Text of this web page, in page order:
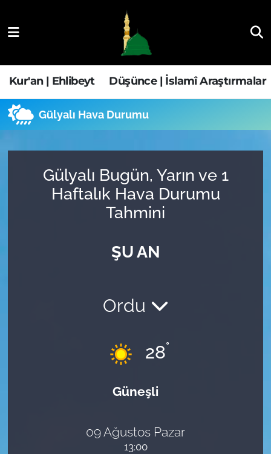
Kur'an | Ehlibeyt Düşünce | İslamî Araştırmalar
Gülyalı Hava Durumu
Gülyalı Bugün, Yarın ve 1
Haftalık Hava Durumu
Tahmini
ŞU AN
Ordu
28°
Güneşli
09 Ağustos Pazar
13:00
Düşünce | İslamî Araştırmalar
Ehla-Der Haber
Fıkıh | Ahkam
Hava Durumu
Trafik Durumu
Tüm Manşetler
Son Dakika Haberleri